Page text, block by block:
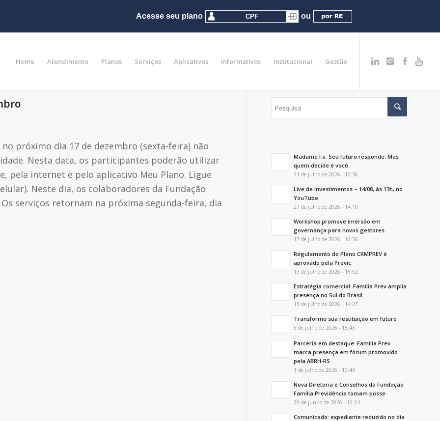
Home Atendimento Planos Serviços Aplicativos Informativos Institucional Gestão
próximo dia 17 de dezembro (sexta-feira) não
Nesta data, os participantes poderão utilizar
pela internet e pelo aplicativo Meu Plano. Ligue
Neste dia, os colaboradores da Fundação
serviços retornam na próxima segunda-feira, dia
Madame Fá. Seu futuro responde. Mas
quem decide é você.
31 de julho de 2026 - 12:36
Live de Investimentos – 14/08, às 13h, no
YouTube
27 de julho de 2026 - 14:10
Workshop promove imersão em
governança para novos gestores
17 de julho de 2026 - 16:36
Regulamento do Plano CRMPREV é
aprovado pela Previc
13 de julho de 2026 - 16:52
Estratégia comercial: Família Prev amplia
presença no Sul do Brasil
13 de julho de 2026 - 14:27
Transforme sua restituição em futuro
6 de julho de 2026 - 15:43
Parceria em destaque: Família Prev
marca presença em fórum promovido
pela ABRH-RS
1 de julho de 2026 - 10:43
Nova Diretoria e Conselhos da Fundação
Família Previdência tomam posse
29 de junho de 2026 - 12:24
Comunicado: expediente reduzido no dia